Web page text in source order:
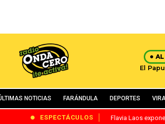
AL
El
NOTICIAS FARÁNDULA DEPORTES
ESPECTÁCULOS Flavia Laos